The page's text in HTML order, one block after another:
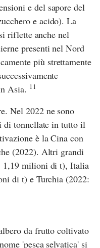
e del sapore del
e acido). La
riflette anche nel
presenti nel Nord
più strettamente
Asia. 11
Nel 2022 ne sono
di tonnellate in tutto il
è la Cina con
(2022). Altri grandi
1,19 milioni di t), Italia
di t) e Turchia (2022:
da frutto coltivato
'pesca selvatica' si